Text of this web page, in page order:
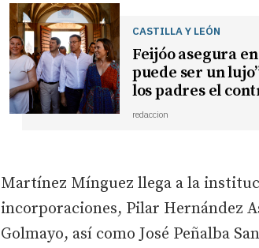
CASTILLA Y LEÓN
Feijóo asegura
puede ser un
los padres el
redaccion
Martínez Mínguez llega a la
incorporaciones, Pilar Hernández
Golmayo, así como José Peñalba